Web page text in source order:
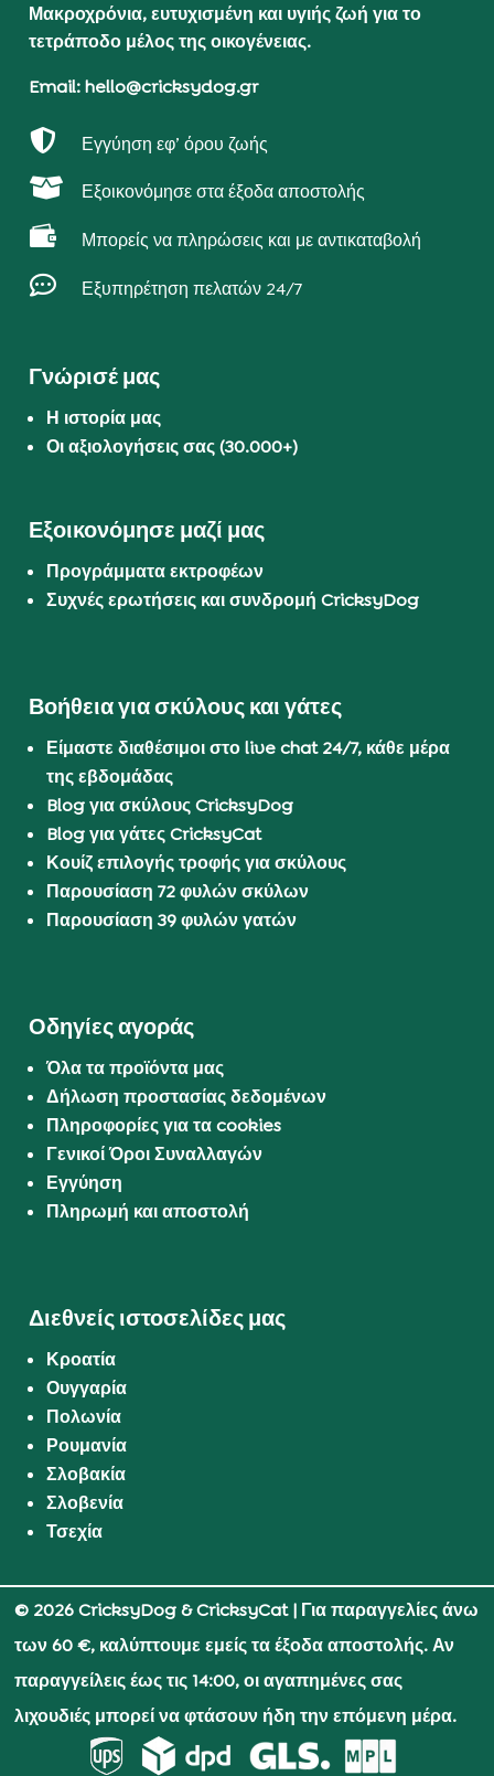
Μακροχρόνια, ευτυχισμένη και υγιής ζωή για το
τετράποδο μέλος της οικογένειας.
Email: hello@cricksydog.gr
 Εγγύηση εφ’ όρου ζωής
 Εξοικονόμησε στα έξοδα αποστολής
 Μπορείς να πληρώσεις και με αντικαταβολή
 Εξυπηρέτηση πελατών 24/7
Γνώρισέ μας
Η ιστορία μας
Οι αξιολογήσεις σας (30.000+)
Εξοικονόμησε μαζί μας
Προγράμματα εκτροφέων
Συχνές ερωτήσεις και συνδρομή CricksyDog
Βοήθεια για σκύλους και γάτες
Είμαστε διαθέσιμοι στο live chat 24/7, κάθε μέρα
της εβδομάδας
Blog για σκύλους CricksyDog
Blog για γάτες CricksyCat
Κουίζ επιλογής τροφής για σκύλους
Παρουσίαση 72 φυλών σκύλων
Παρουσίαση 39 φυλών γατών
Οδηγίες αγοράς
Όλα τα προϊόντα μας
Δήλωση προστασίας δεδομένων
Πληροφορίες για τα cookies
Γενικοί Όροι Συναλλαγών
Εγγύηση
Πληρωμή και αποστολή
Διεθνείς ιστοσελίδες μας
Κροατία
Ουγγαρία
Πολωνία
Ρουμανία
Σλοβακία
Σλοβενία
Τσεχία
© 2026 CricksyDog & CricksyCat| Για παραγγελίες άνω
των 60 €, καλύπτουμε εμείς τα έξοδα αποστολής. Αν
παραγγείλεις έως τις 14:00, οι αγαπημένες σας
λιχουδιές μπορεί να φτάσουν ήδη την επόμενη μέρα.